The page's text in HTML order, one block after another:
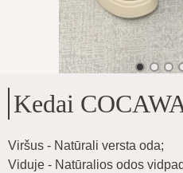
Kedai
Viršus - Natūrali versta oda;
Viduje - Natūralios odos